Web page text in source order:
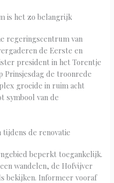
is het zo belangrijk
regeringscentrum van
de Eerste en
president in het Torentje
Prinsjesdag de troonrede
groeide in ruim acht
symbool van de
tijdens de renovatie
beperkt toegankelijk.
wandelen, de Hofvijver
bekijken. Informeer vooraf